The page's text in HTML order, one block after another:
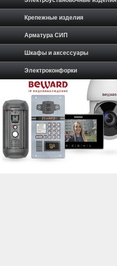
Крепежные изделия
Арматура СИП
Шкафы и аксессуары
Электроконфорки